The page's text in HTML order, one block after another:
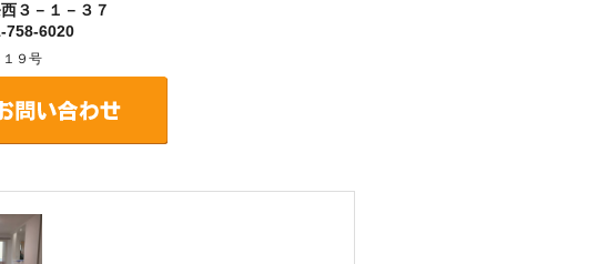
３－１－３７
758-6020
９号